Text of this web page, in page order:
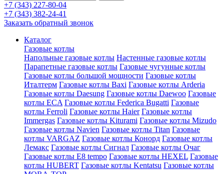
+7 (343) 227-80-04
+7 (343) 382-24-41
Заказать обратный звонок
Каталог
Газовые котлы
Напольные газовые котлы Настенные газовые котлы
Парапетные газовые котлы Газовые чугунные котлы
Газовые котлы большой мощности Газовые котлы
Италтерм Газовые котлы Baxi Газовые котлы Arderia
Газовые котлы Daesung Газовые котлы Daewoo Газовые
котлы ECA Газовые котлы Federica Bugatti Газовые
котлы Ferroli Газовые котлы Haier Газовые котлы
Immergas Газовые котлы Kiturami Газовые котлы Mizudo
Газовые котлы Navien Газовые котлы Titan Газовые
котлы VARGAZ Газовые котлы Конорд Газовые котлы
Лемакс Газовые котлы Сигнал Газовые котлы Очаг
Газовые котлы E8 tempo Газовые котлы HEXEL Газовые
котлы HUBERT Газовые котлы Kentatsu Газовые котлы